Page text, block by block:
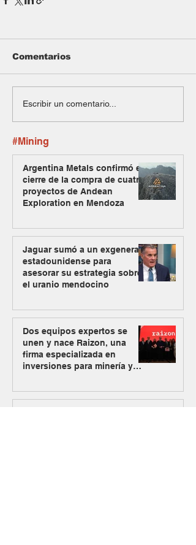
Comentarios
Escribir un comentario...
#Mining
Argentina Metals confirmó el
cierre de la compra de cuatro
proyectos de Andean
Exploration en Mendoza
Jaguar sumó a un exgeneral
estadounidense para
asesorar su estrategia sobre
el uranio mendocino
Dos equipos expertos se
unen y nace Raizon, una
firma especializada en
inversiones para minería y